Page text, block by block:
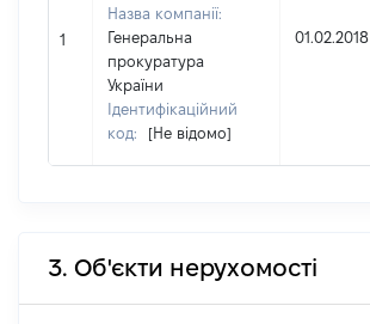
1
Назва компанії:
Генеральна
прокуратура
України
Ідентифікаційний
код:
[Не відомо]
01.02.2018
3. Об'єкти нерухомості